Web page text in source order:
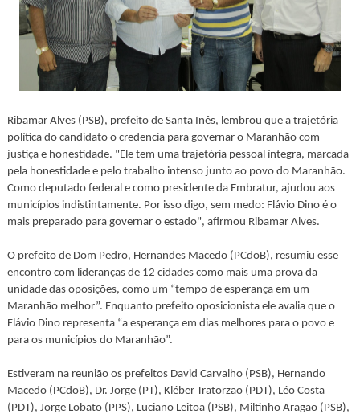
Ribamar Alves (PSB), prefeito de Santa Inês, lembrou que a trajetória
política do candidato o credencia para governar o Maranhão com
justiça e honestidade. "Ele tem uma trajetória pessoal íntegra, marcada
pela honestidade e pelo trabalho intenso junto ao povo do Maranhão.
Como deputado federal e como presidente da Embratur, ajudou aos
municípios indistintamente. Por isso digo, sem medo: Flávio Dino é o
mais preparado para governar o estado", afirmou Ribamar Alves.
O prefeito de Dom Pedro, Hernandes Macedo (PCdoB), resumiu esse
encontro com lideranças de 12 cidades como mais uma prova da
unidade das oposições, como um “tempo de esperança em um
Maranhão melhor”. Enquanto prefeito oposicionista ele avalia que o
Flávio Dino representa “a esperança em dias melhores para o povo e
para os municípios do Maranhão”.
Estiveram na reunião os prefeitos David Carvalho (PSB), Hernando
Macedo (PCdoB), Dr. Jorge (PT), Kléber Tratorzão (PDT), Léo Costa
(PDT), Jorge Lobato (PPS), Luciano Leitoa (PSB), Miltinho Aragão (PSB),